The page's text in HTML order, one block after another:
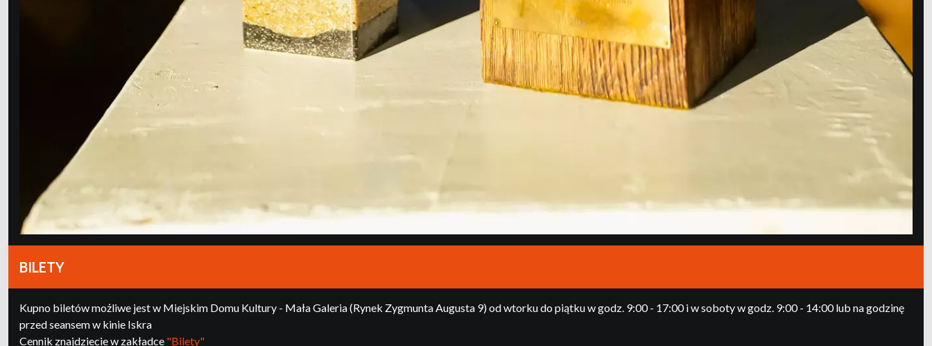
BILETY
Kupno biletów możliwe jest w Miejskim Domu Kultury - Mała Galeria (Rynek Zygmunta Augusta 9) od wtorku do piątku w godz. 9:00 - 17:00 i w soboty w godz. 9:00 - 14:00 lub na godzinę
przed seansem w kinie Iskra
Cennik znajdziecie w zakładce "Bilety"